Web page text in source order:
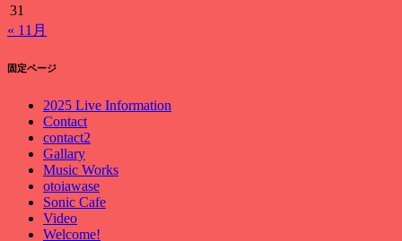
31
« 11月
固定ページ
2025 Live Information
Contact
contact2
Gallary
Music Works
otoiawase
Sonic Cafe
Video
Welcome!